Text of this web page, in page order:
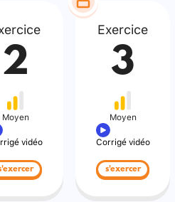
2
Moyen
vidéo
Exercice
3
Moyen
Corrigé vidéo
s'exercer